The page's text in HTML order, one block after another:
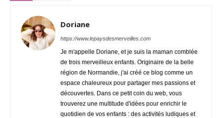
Doriane
https://www.lepaysdesmerveilles.com
Je m'appelle Doriane, et je suis la maman comblée
de trois merveilleux enfants. Originaire de la belle
région de Normandie, j'ai créé ce blog comme un
espace chaleureux pour partager mes passions et
découvertes. Dans ce petit coin du web, vous
trouverez une multitude d'idées pour enrichir le
quotidien de vos enfants : des activités ludiques et